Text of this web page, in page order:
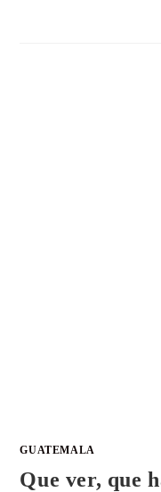
GUATEMALA
Que ver, que